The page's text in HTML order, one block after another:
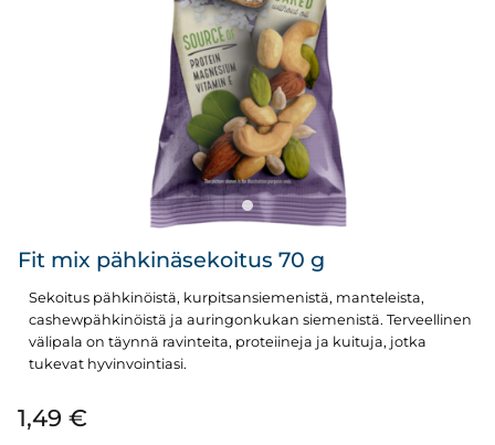
Fit mix pähkinäsekoitus 70 g
Sekoitus pähkinöistä, kurpitsansiemenistä, manteleista,
cashewpähkinöistä ja auringonkukan siemenistä. Terveellinen
välipala on täynnä ravinteita, proteiineja ja kuituja, jotka
tukevat hyvinvointiasi.
1,49 €